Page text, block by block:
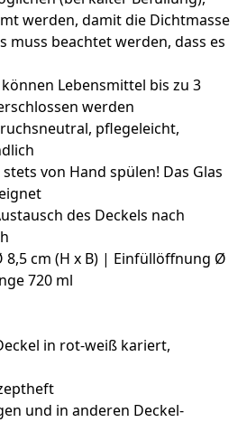
werden, damit die Dichtmasse
muss beachtet werden, dass es
Lebensmittel bis zu 3
werden
pflegeleicht,
von Hand spülen! Das Glas
des Deckels nach
8,5 cm (H x B) | Einfüllöffnung Ø
720 ml
in rot-weiß kariert,
und in anderen Deckel-